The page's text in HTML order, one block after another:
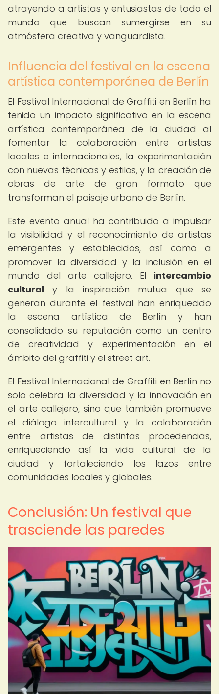
atrayendo a artistas y entusiastas de todo el
mundo que buscan sumergirse en su
atmósfera creativa y vanguardista.
Influencia del festival en la escena
artística contemporánea de Berlín
El Festival Internacional de Graffiti en Berlín ha
tenido un impacto significativo en la escena
artística contemporánea de la ciudad al
fomentar la colaboración entre artistas
locales e internacionales, la experimentación
con nuevas técnicas y estilos, y la creación de
obras de arte de gran formato que
transforman el paisaje urbano de Berlín.
Este evento anual ha contribuido a impulsar
la visibilidad y el reconocimiento de artistas
emergentes y establecidos, así como a
promover la diversidad y la inclusión en el
mundo del arte callejero. El intercambio
cultural y la inspiración mutua que se
generan durante el festival han enriquecido
la escena artística de Berlín y han
consolidado su reputación como un centro
de creatividad y experimentación en el
ámbito del graffiti y el street art.
El Festival Internacional de Graffiti en Berlín no
solo celebra la diversidad y la innovación en
el arte callejero, sino que también promueve
el diálogo intercultural y la colaboración
entre artistas de distintas procedencias,
enriqueciendo así la vida cultural de la
ciudad y fortaleciendo los lazos entre
comunidades locales y globales.
Conclusión: Un festival que
trasciende las paredes